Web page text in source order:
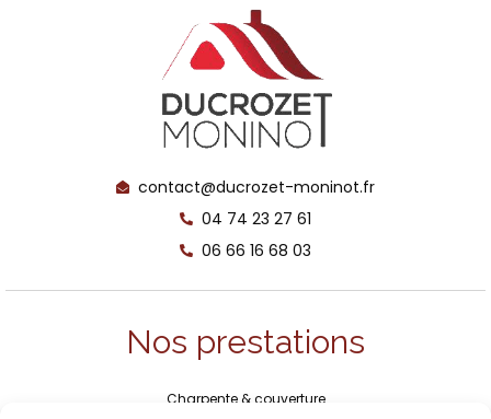
contact@ducrozet-moninot.fr
04 74 23 27 61
06 66 16 68 03
Nos prestations
Charpente & couverture